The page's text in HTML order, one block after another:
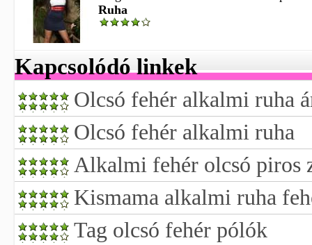
Ruha
Kapcsolódó linkek
Olcsó fehér alkalmi ruha
Olcsó fehér alkalmi ruha
Alkalmi fehér olcsó piros
Kismama alkalmi ruha
Tag olcsó fehér pólók